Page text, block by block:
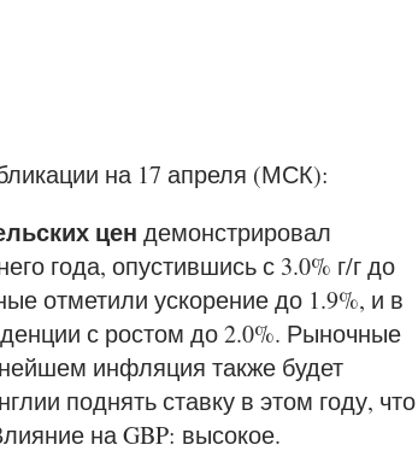
на 17 апреля (МСК):
цен демонстрировал
года, опустившись с 3.0% г/г до
отметили ускорение до 1.9%, и в
с ростом до 2.0%. Рыночные
инфляция также будет
поднять ставку в этом году, что
на GBP: высокое.